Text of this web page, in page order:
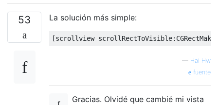
53 La solución más simple:
[scrollview scrollRectToVisible: CGRectMake
— Hai Hw
fuente
Gracias. Olvidé que cambié mi vista